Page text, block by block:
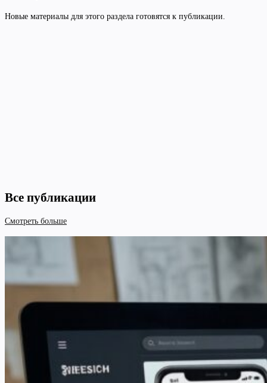
Новые материалы для этого раздела готовятся к публикации.
Все публикации
Смотреть больше